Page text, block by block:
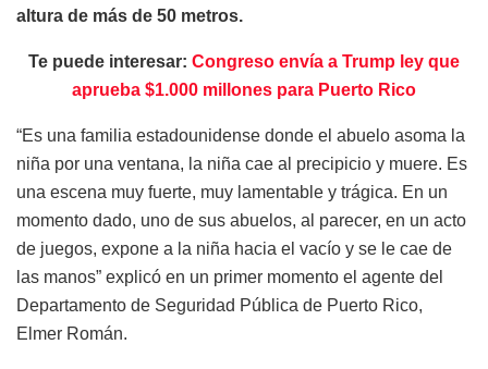
altura de más de 50 metros.
Te puede interesar: Congreso envía a Trump ley que
aprueba $1.000 millones para Puerto Rico
“Es una familia estadounidense donde el abuelo asoma la
niña por una ventana, la niña cae al precipicio y muere. Es
una escena muy fuerte, muy lamentable y trágica. En un
momento dado, uno de sus abuelos, al parecer, en un acto
de juegos, expone a la niña hacia el vacío y se le cae de
las manos” explicó en un primer momento el agente del
Departamento de Seguridad Pública de Puerto Rico,
Elmer Román.